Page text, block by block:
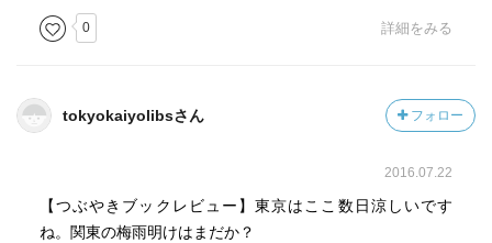
物の高温対策、生態系の保全など、さまざまな影響に対す
る対策があります。
0 詳細をみる
tokyokaiyolibsさん フォロー
2016.07.22
【つぶやきブックレビュー】東京はここ数日涼しいです
ね。関東の梅雨明けはまだか？